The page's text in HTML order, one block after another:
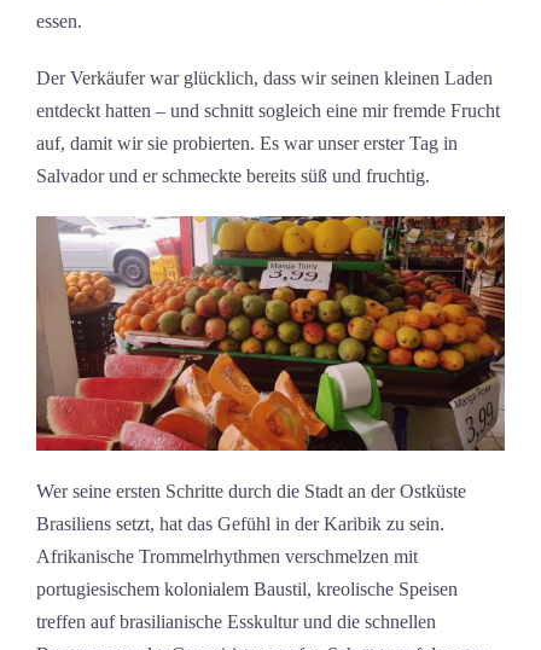
essen.
Der Verkäufer war glücklich, dass wir seinen kleinen Laden
entdeckt hatten – und schnitt sogleich eine mir fremde Frucht
auf, damit wir sie probierten. Es war unser erster Tag in
Salvador und er schmeckte bereits süß und fruchtig.
Wer seine ersten Schritte durch die Stadt an der Ostküste
Brasiliens setzt, hat das Gefühl in der Karibik zu sein.
Afrikanische Trommelrhythmen verschmelzen mit
portugiesischem kolonialem Baustil, kreolische Speisen
treffen auf brasilianische Esskultur und die schnellen